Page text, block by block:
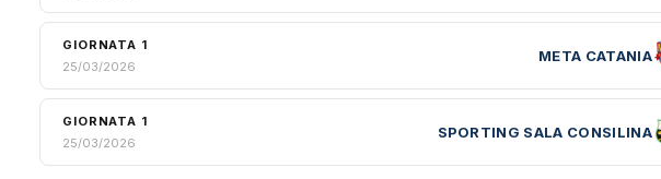
GIORNATA 1
25/03/2026
META CATANIA
GIORNATA 1
25/03/2026
SPORTING SALA CONSILINA